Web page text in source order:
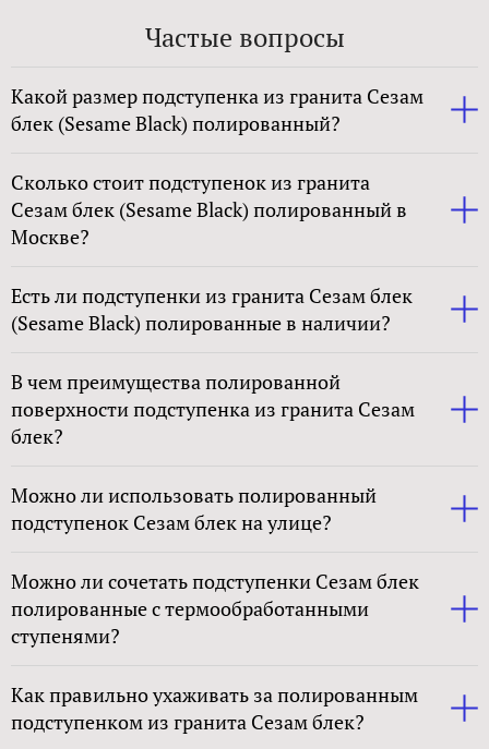
Частые вопросы
Какой размер подступенка из гранита Сезам
блек (Sesame Black) полированный?
Сколько стоит подступенок из гранита
Сезам блек (Sesame Black) полированный в
Москве?
Есть ли подступенки из гранита Сезам блек
(Sesame Black) полированные в наличии?
В чем преимущества полированной
поверхности подступенка из гранита Сезам
блек?
Можно ли использовать полированный
подступенок Сезам блек на улице?
Можно ли сочетать подступенки Сезам блек
полированные с термообработанными
ступенями?
Как правильно ухаживать за полированным
подступенком из гранита Сезам блек?